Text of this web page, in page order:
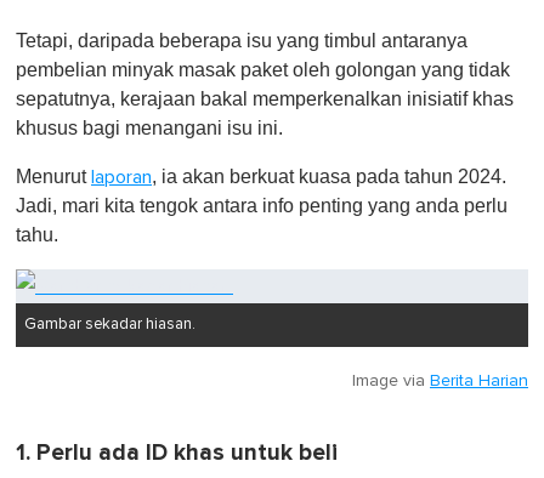
e
c
o
n
d
f
1
i
u
Tetapi, daripada beberapa isu yang timbul antaranya
pembelian minyak masak paket oleh golongan yang tidak
sepatutnya, kerajaan bakal memperkenalkan inisiatif khas
khusus bagi menangani isu ini.
Menurut laporan, ia akan berkuat kuasa pada tahun 2024.
Jadi, mari kita tengok antara info penting yang anda perlu
tahu.
Gambar sekadar hiasan.
Image via Berita Harian
1. Perlu ada ID khas untuk beli